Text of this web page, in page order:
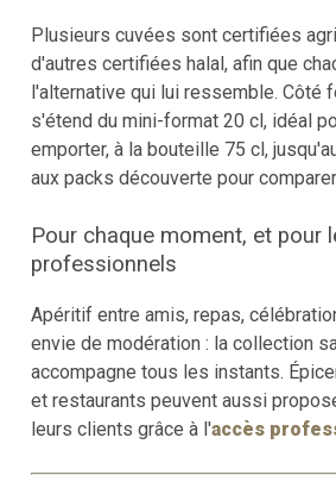
Plusieurs cuvées sont certifiées
d'autres certifiées halal, afin que
l'alternative qui lui ressemble. Côté
s'étend du mini-format 20 cl, idéal
emporter, à la bouteille 75 cl,
aux packs découverte pour
Pour chaque moment, et pour
professionnels
Apéritif entre amis, repas,
envie de modération : la collection
accompagne tous les instants.
et restaurants peuvent aussi
leurs clients grâce à l'accès